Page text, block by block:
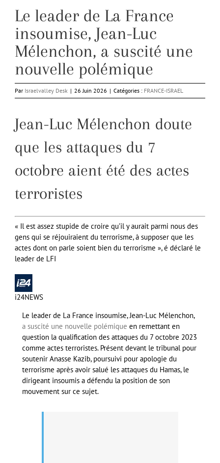
Le leader de La France
insoumise, Jean-Luc
Mélenchon, a suscité une
nouvelle polémique
Par Israelvalley Desk | 26 Juin 2026 | Catégories : FRANCE-ISRAEL
Jean-Luc Mélenchon doute
que les attaques du 7
octobre aient été des actes
terroristes
« Il est assez stupide de croire qu’il y aurait parmi nous des
gens qui se réjouiraient du terrorisme, à supposer que les
actes dont on parle soient bien du terrorisme », é déclaré le
leader de LFI
i24NEWS
Le leader de La France insoumise, Jean-Luc Mélenchon,
a suscité une nouvelle polémique en remettant en
question la qualification des attaques du 7 octobre 2023
comme actes terroristes. Présent devant le tribunal pour
soutenir Anasse Kazib, poursuivi pour apologie du
terrorisme après avoir salué les attaques du Hamas, le
dirigeant insoumis a défendu la position de son
mouvement sur ce sujet.